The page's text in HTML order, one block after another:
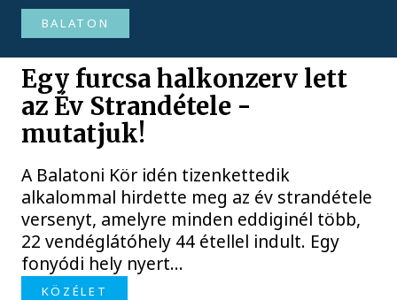
BALATON
Egy furcsa halkonzerv lett
az Év Strandétele -
mutatjuk!
A Balatoni Kör idén tizenkettedik
alkalommal hirdette meg az év strandétele
versenyt, amelyre minden eddiginél több,
22 vendéglátóhely 44 étellel indult. Egy
fonyódi hely nyert...
KÖZÉLET